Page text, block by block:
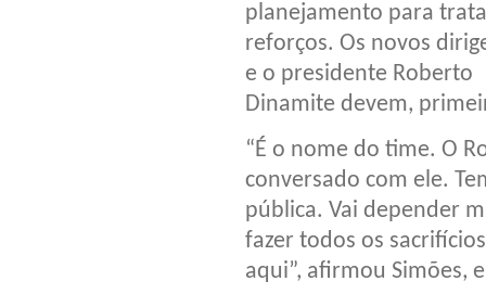
planejamento para
reforços. Os novos
e o presidente Roberto
Dinamite devem,
“É o nome do time. O
conversado com ele.
pública. Vai depender
fazer todos os
aqui”, afirmou Simões,